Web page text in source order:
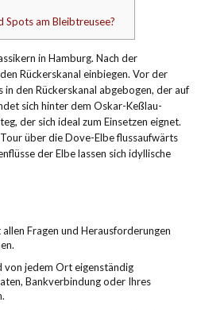
Spots am Bleibtreusee?
in Hamburg. Nach der
Rückerskanal einbiegen. Vor der
den Rückerskanal abgebogen, der auf
sich hinter dem Oskar-Keßlau-
der sich ideal zum Einsetzen eignet.
über die Dove-Elbe flussaufwärts
der Elbe lassen sich idyllische
Fragen und Herausforderungen
von jedem Ort eigenständig
Bankverbindung oder Ihres